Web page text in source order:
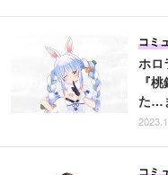
ホロ
『
た…
コミ
コミ